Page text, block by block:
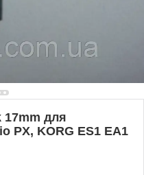
17mm для
PX, KORG ES1 EA1